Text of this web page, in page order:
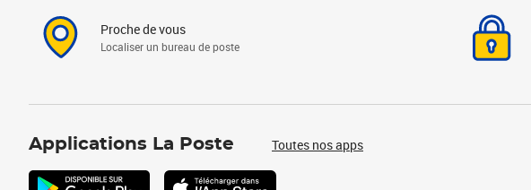
Proche de vous
Localiser un bureau de poste
Applications La Poste Toutes nos apps